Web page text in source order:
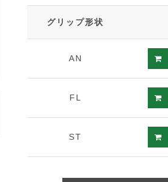
グリップ形状
AN
FL
ST